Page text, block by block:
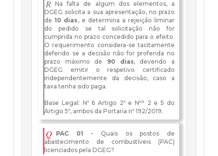
R Na falta de algum dos elementos, a
DGEG solicita a sua apresentação, no prazo
de10 dias, e determina a rejeição liminar
do pedido se tal solicitação não for
cumprida no prazo concedido para o efeito.
O requerimento considera-se tacitamente
deferido se a decisão não for proferida no
prazo máximo de 90 dias, devendo a
DGEG emitir o respetivo certificado
independentemente da decisão, caso a
taxa tenha sido paga.
Base Legal: Nº 6 Artigo 2º e Nos
2 e 5 do
Artigo 5º, ambos da Portaria nº 192/2019.
Q PAC 01 - Quais os postos de
abastecimento de combustíveis (PAC)
licenciados pela DGEG?